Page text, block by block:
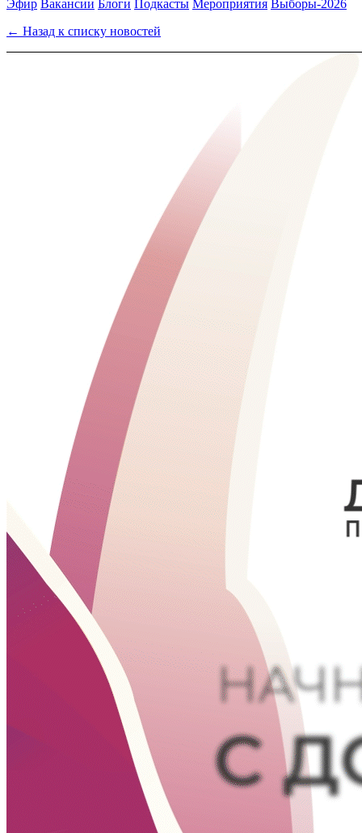
Эфир Вакансии Блоги Подкасты Мероприятия Выборы-2026
← Назад к списку новостей